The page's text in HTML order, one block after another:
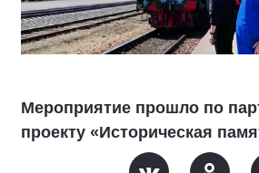
Мероприятие прошло по
проекту «Историческая